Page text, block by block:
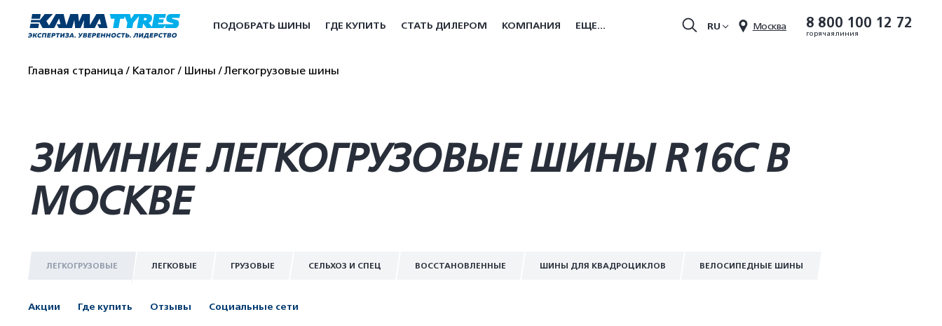
8 800 100 12 72
горячая линия
Москва
RU
ПОДОБРАТЬ ШИНЫ ГДЕ КУПИТЬ СТАТЬ ДИЛЕРОМ КОМПАНИЯ ЕЩЕ...
Главная страница Каталог Шины Легкогрузовые шины
ЗИМНИЕ ЛЕГКОГРУЗОВЫЕ ШИНЫ R16С В
МОСКВЕ
ЛЕГКОГРУЗОВЫЕ ЛЕГКОВЫЕ ГРУЗОВЫЕ СЕЛЬХОЗ И СПЕЦ ВОССТАНОВЛЕННЫЕ ШИНЫ ДЛЯ КВАДРОЦИКЛОВ ВЕЛОСИПЕДНЫЕ ШИНЫ
Акции Где купить Отзывы Социальные сети